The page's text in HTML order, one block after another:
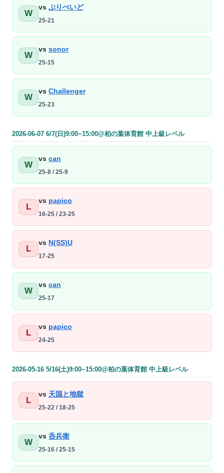
W
vs ぷりぺいど
25-21
W
vs sonor
25-15
W
vs Challenger
25-23
2026-06-07 6/7(日)9:00~15:00@柏の葉体育館 中上級レベル
W
vs can
25-8 / 25-9
L
vs papico
16-25 / 23-25
L
vs N(SS)U
17-25
W
vs can
25-17
L
vs papico
24-25
2026-05-16 5/16(土)9:00~15:00@柏の葉体育館 中上級レベル
L
vs 天国と地獄
25-22 / 18-25
W
vs 呑兵衛
25-16 / 25-15